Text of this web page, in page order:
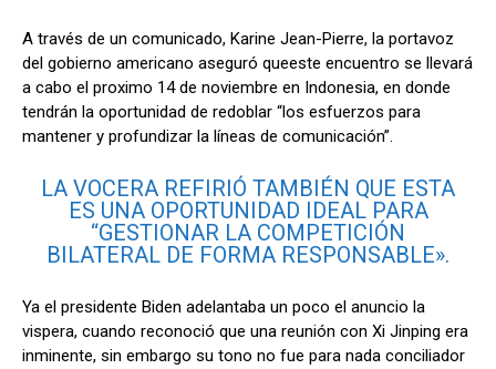
A través de un comunicado, Karine Jean-Pierre, la portavoz
del gobierno americano aseguró queeste encuentro se llevará
a cabo el proximo 14 de noviembre en Indonesia, en donde
tendrán la oportunidad de redoblar “los esfuerzos para
mantener y profundizar la líneas de comunicación”.
LA VOCERA REFIRIÓ TAMBIÉN QUE ESTA
ES UNA OPORTUNIDAD IDEAL PARA
“GESTIONAR LA COMPETICIÓN
BILATERAL DE FORMA RESPONSABLE».
Ya el presidente Biden adelantaba un poco el anuncio la
vispera, cuando reconoció que una reunión con Xi Jinping era
inminente, sin embargo su tono no fue para nada conciliador